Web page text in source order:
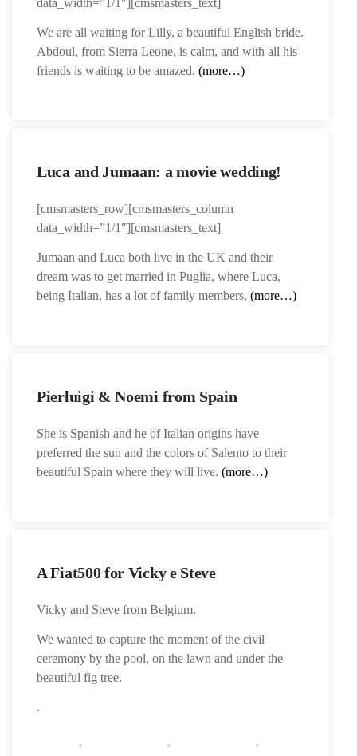
data_width=”1/1″][cmsmasters_text]
We are all waiting for Lilly, a beautiful English bride.
Abdoul, from Sierra Leone, is calm, and with all his
friends is waiting to be amazed. (more…)
Luca and Jumaan: a movie wedding!
[cmsmasters_row][cmsmasters_column
data_width=”1/1″][cmsmasters_text]
Jumaan and Luca both live in the UK and their
dream was to get married in Puglia, where Luca,
being Italian, has a lot of family members, (more…)
Pierluigi & Noemi from Spain
She is Spanish and he of Italian origins have
preferred the sun and the colors of Salento to their
beautiful Spain where they will live. (more…)
A Fiat500 for Vicky e Steve
Vicky and Steve from Belgium.
We wanted to capture the moment of the civil
ceremony by the pool, on the lawn and under the
beautiful fig tree.
.